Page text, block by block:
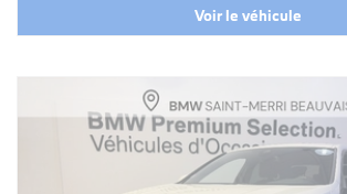
Voir le véhicule